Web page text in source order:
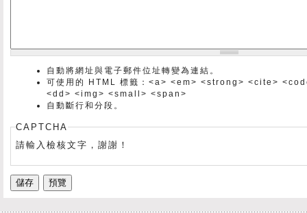
自動將網址與電子郵件位址轉變為連結。
可使用的 HTML 標籤：<a> <em> <strong> <cite>
<dd> <img> <small> <span>
自動斷行和分段。
CAPTCHA
請輸入檢核文字，謝謝！